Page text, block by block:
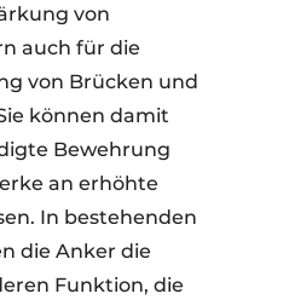
von
auch für die
von Brücken und
können damit
Bewehrung
an erhöhte
In bestehenden
die Anker die
Funktion, die